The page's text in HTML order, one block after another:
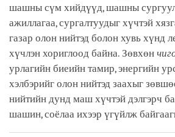
шашны сүм хийдүүд, шашны
ажиллагаа, сургалтуудыг хүчтэй
газар олон нийтэд болон хувь хүнд
хүчлэн хориглоод байна. Зөвхөн
урлагийн биеийн тамир, энергийн
хэлбэрийг олон нийтэд заахыг
нийтийн дунд маш хүчтэй дэлгэрч
шашин, соёлаа ихээр үгүйлж